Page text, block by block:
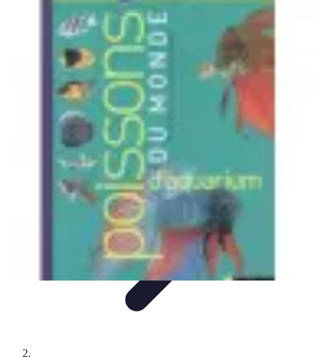
Guide d'achatAchat et SélectionAchat et conservationConseils
Recettes
Poissons Frais